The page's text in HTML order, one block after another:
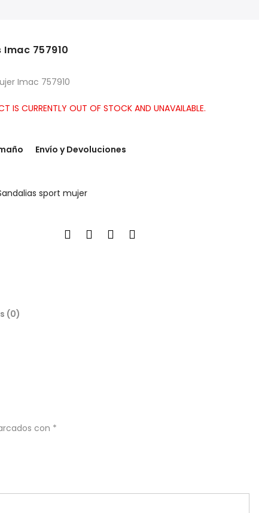
757910
Imac 757910
IS CURRENTLY OUT OF STOCK AND UNAVAILABLE.
Envío y Devoluciones
sport mujer
(0)
con *